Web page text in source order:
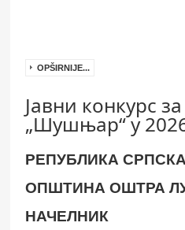
OPŠIRNIJE...
Јавни конкурс
„Шушњар“ у
РЕПУБЛИКА
ОПШТИНА ОШТРА
НАЧЕЛНИК